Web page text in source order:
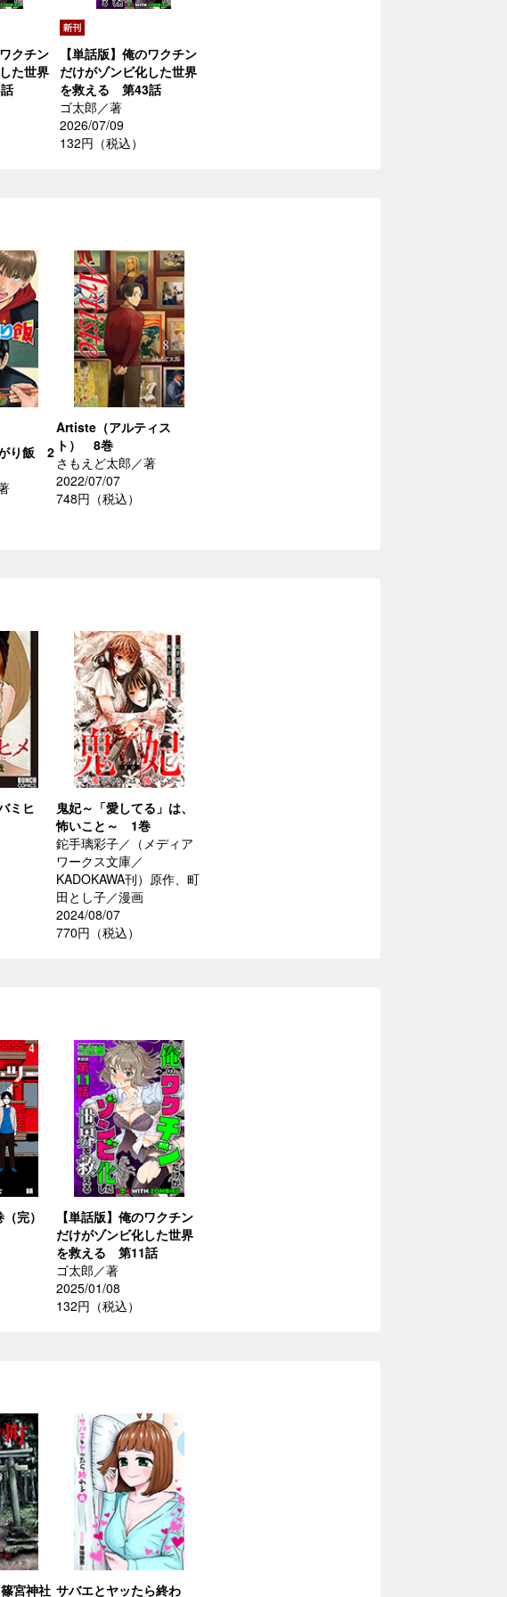
クチン
た世界
【単話版】俺のワクチン
だけがゾンビ化した世界
を救える 第43話
ゴ太郎／著
2026/07/09
132円（税込）
り飯 2
Artiste（アルティス
ト） 8巻
さもえど太郎／著
2022/07/07
748円（税込）
ミヒ
鬼妃～「愛してる」は、
怖いこと～ 1巻
鉈手璃彩子／（メディア
ワークス文庫／
KADOKAWA刊）原作、町
田とし子／漫画
2024/08/07
770円（税込）
完）
【単話版】俺のワクチン
だけがゾンビ化した世界
を救える 第11話
ゴ太郎／著
2025/01/08
132円（税込）
宮神社 サバエとヤッたら終わ